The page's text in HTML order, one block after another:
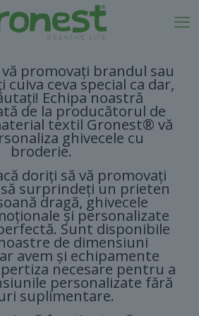
promovați brandul sau
ceva special ca dar,
Echipa noastră
de la producătorul de
textil Gronest® vă
ghivecele cu
broderie.
doriți să vă promovați
surprindeți un prieten
dragă, ghivecele
și personalizate
Sunt disponibile
de dimensiuni
avem și echipamente
necesare pentru a
personalizate fără
suplimentare.